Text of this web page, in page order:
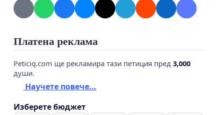
Платена реклама
Peticiq.com ще рекламира тази петиция пред 3,000
души.
Научете повече...
Изберете бюджет